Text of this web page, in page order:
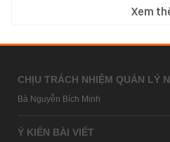
Xem
CHỊU TRÁCH NHIỆM QUẢN LÝ
Bà Nguyễn Bích Minh
Ý KIẾN BÀI VIẾT